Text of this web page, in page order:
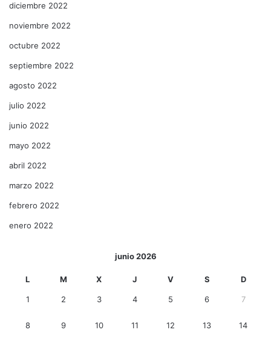
diciembre 2022
noviembre 2022
octubre 2022
septiembre 2022
agosto 2022
julio 2022
junio 2022
mayo 2022
abril 2022
marzo 2022
febrero 2022
enero 2022
junio 2026
L M X J V S D
1 2 3 4 5 6 7
8 9 10 11 12 13 14